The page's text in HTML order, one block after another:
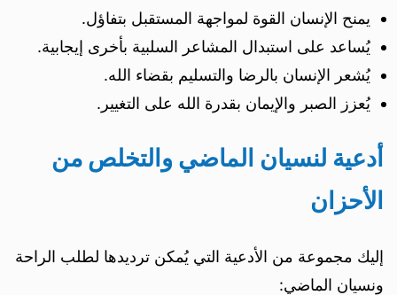
يمنح الإنسان القوة لمواجهة المستقبل بتفاؤل.
يُساعد على استبدال المشاعر السلبية بأخرى إيجابية.
يُشعر الإنسان بالرضا والتسليم بقضاء الله.
يُعزز الصبر والإيمان بقدرة الله على التغيير.
أدعية لنسيان الماضي والتخلص من
الأحزان
إليك مجموعة من الأدعية التي يُمكن ترديدها لطلب الراحة
ونسيان الماضي: